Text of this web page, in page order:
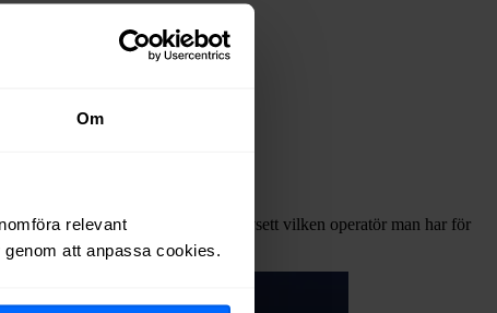
Om
relevant
att anpassa cookies.
TV-paketen kan köpas oavsett vilken operatör man har för